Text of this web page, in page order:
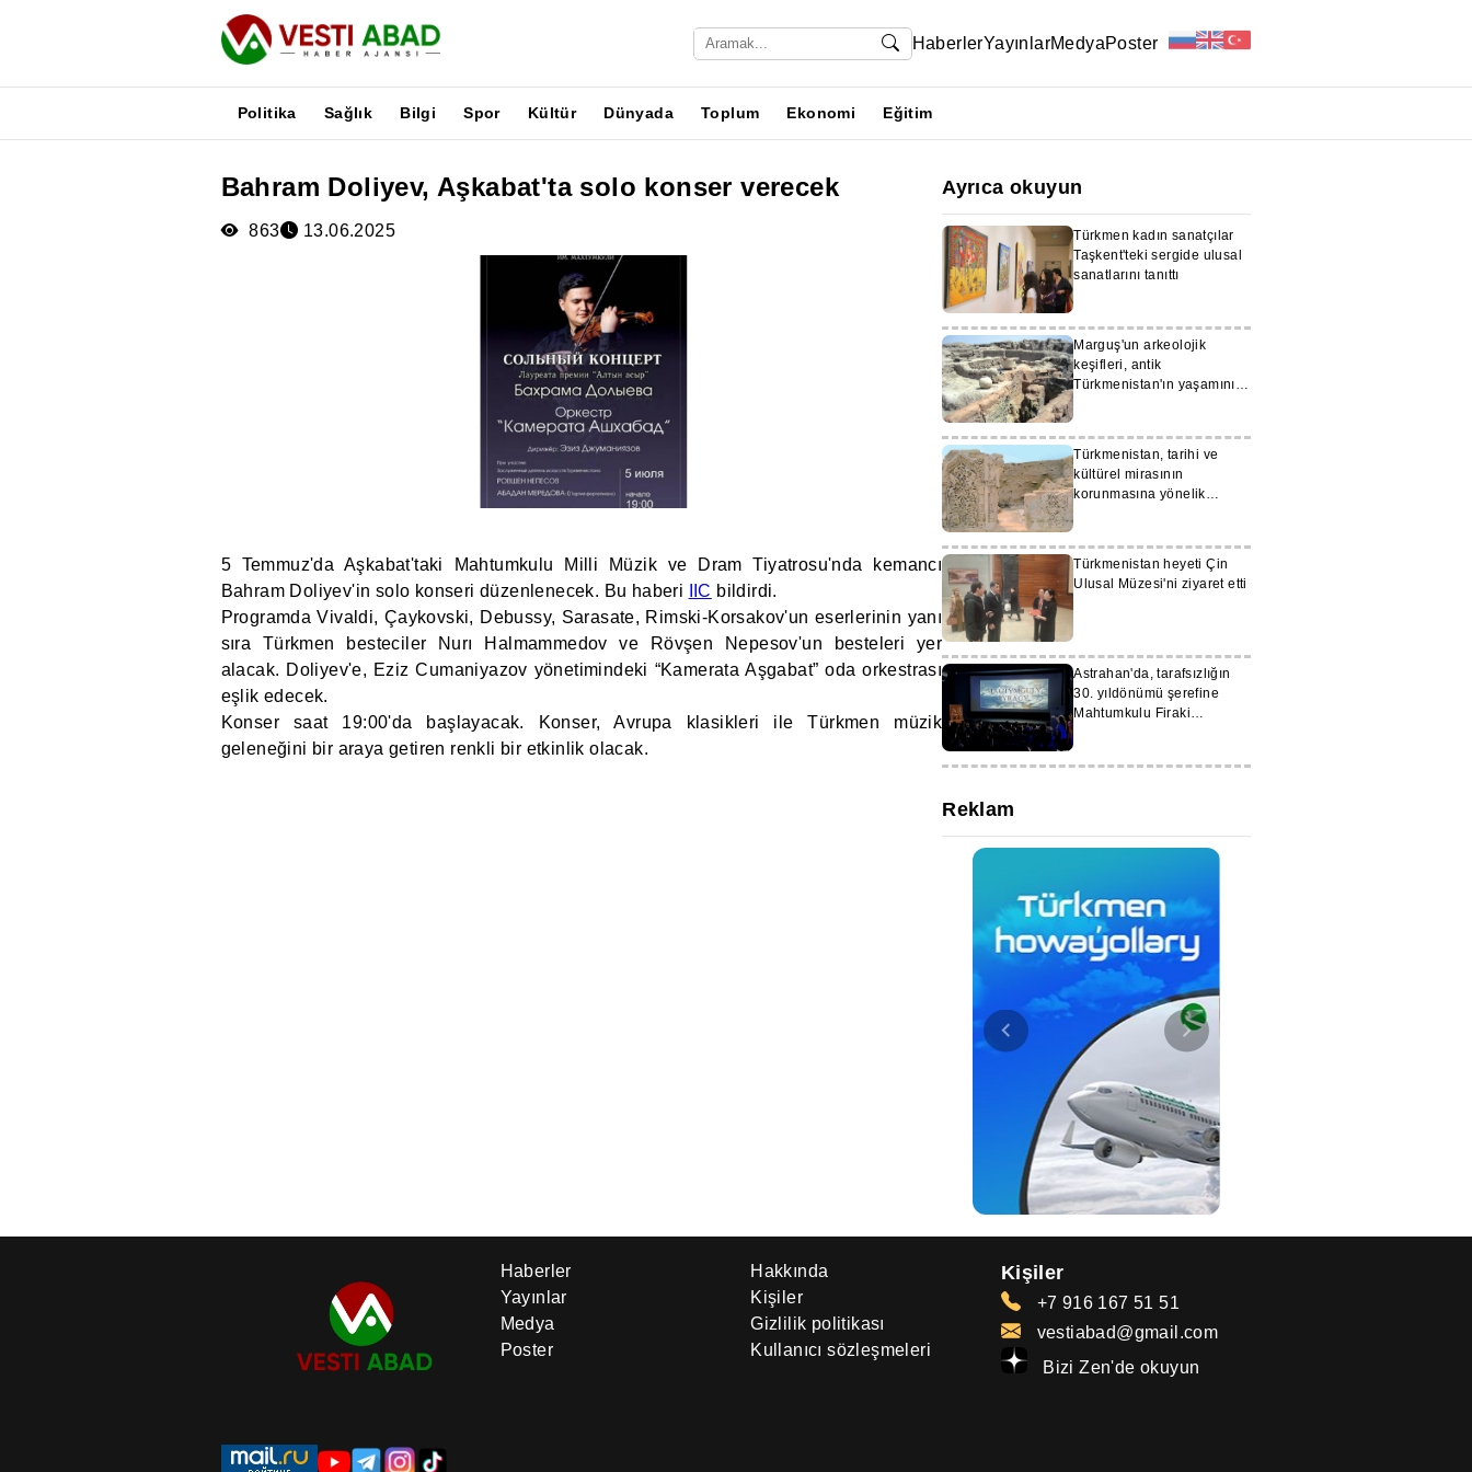
HaberlerYayınlarMedyaPoster
Politika Sağlık Bilgi Spor Kültür Dünyada Toplum Ekonomi Eğitim
Bahram Doliyev, Aşkabat'ta solo konser verecek
863 13.06.2025
5 Temmuz'da Aşkabat'taki Mahtumkulu Milli Müzik ve Dram Tiyatrosu'nda kemancı
Bahram Doliyev'in solo konseri düzenlenecek. Bu haberi
IIC bildirdi.
Programda Vivaldi, Çaykovski, Debussy, Sarasate, Rimski-Korsakov'un eserlerinin yanı
sıra Türkmen besteciler Nurı Halmammedov ve Rövşen Nepesov'un besteleri yer
alacak. Doliyev'e, Eziz Cumaniyazov yönetimindeki “Kamerata Aşgabat” oda orkestrası
eşlik edecek.
Konser saat 19:00'da başlayacak. Konser, Avrupa klasikleri ile Türkmen müzik
geleneğini bir araya getiren renkli bir etkinlik olacak.
Ayrıca okuyun
Türkmen kadın sanatçılar
Taşkent'teki sergide ulusal
sanatlarını tanıttı
Marguş'un arkeolojik
keşifleri, antik
Türkmenistan'ın yaşamını
Türkmenistan, tarihi ve
kültürel mirasının
korunmasına yönelik
Türkmenistan heyeti Çin
Ulusal Müzesi'ni ziyaret etti
Astrahan'da, tarafsızlığın
30. yıldönümü şerefine
Mahtumkulu Firaki
Reklam
Haberler
Yayınlar
Medya
Poster
Hakkında
Kişiler
Gizlilik politikası
Kullanıcı sözleşmeleri
Kişiler
+7 916 167 51 51
vestiabad@gmail.com
Bizi Zen'de okuyun